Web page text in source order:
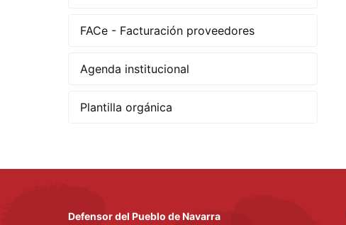
FACe - Facturación proveedores
Agenda institucional
Plantilla orgánica
Defensor del Pueblo de Navarra